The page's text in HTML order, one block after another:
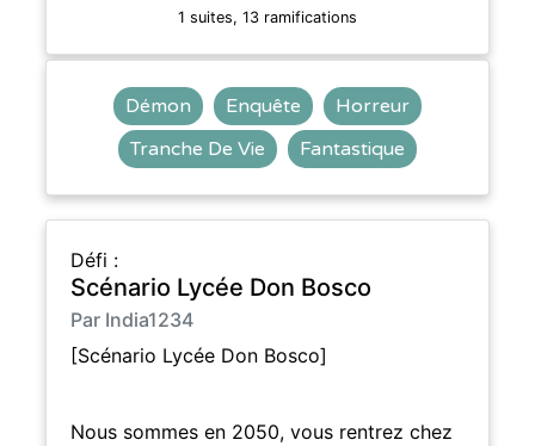
1 suites, 13 ramifications
Démon Enquête
Horreur
Tranche De Vie
Fantastique
Défi :
Scénario Lycée Don Bosco
Par India1234
[Scénario Lycée Don Bosco]
Nous sommes en 2050, vous rentrez chez